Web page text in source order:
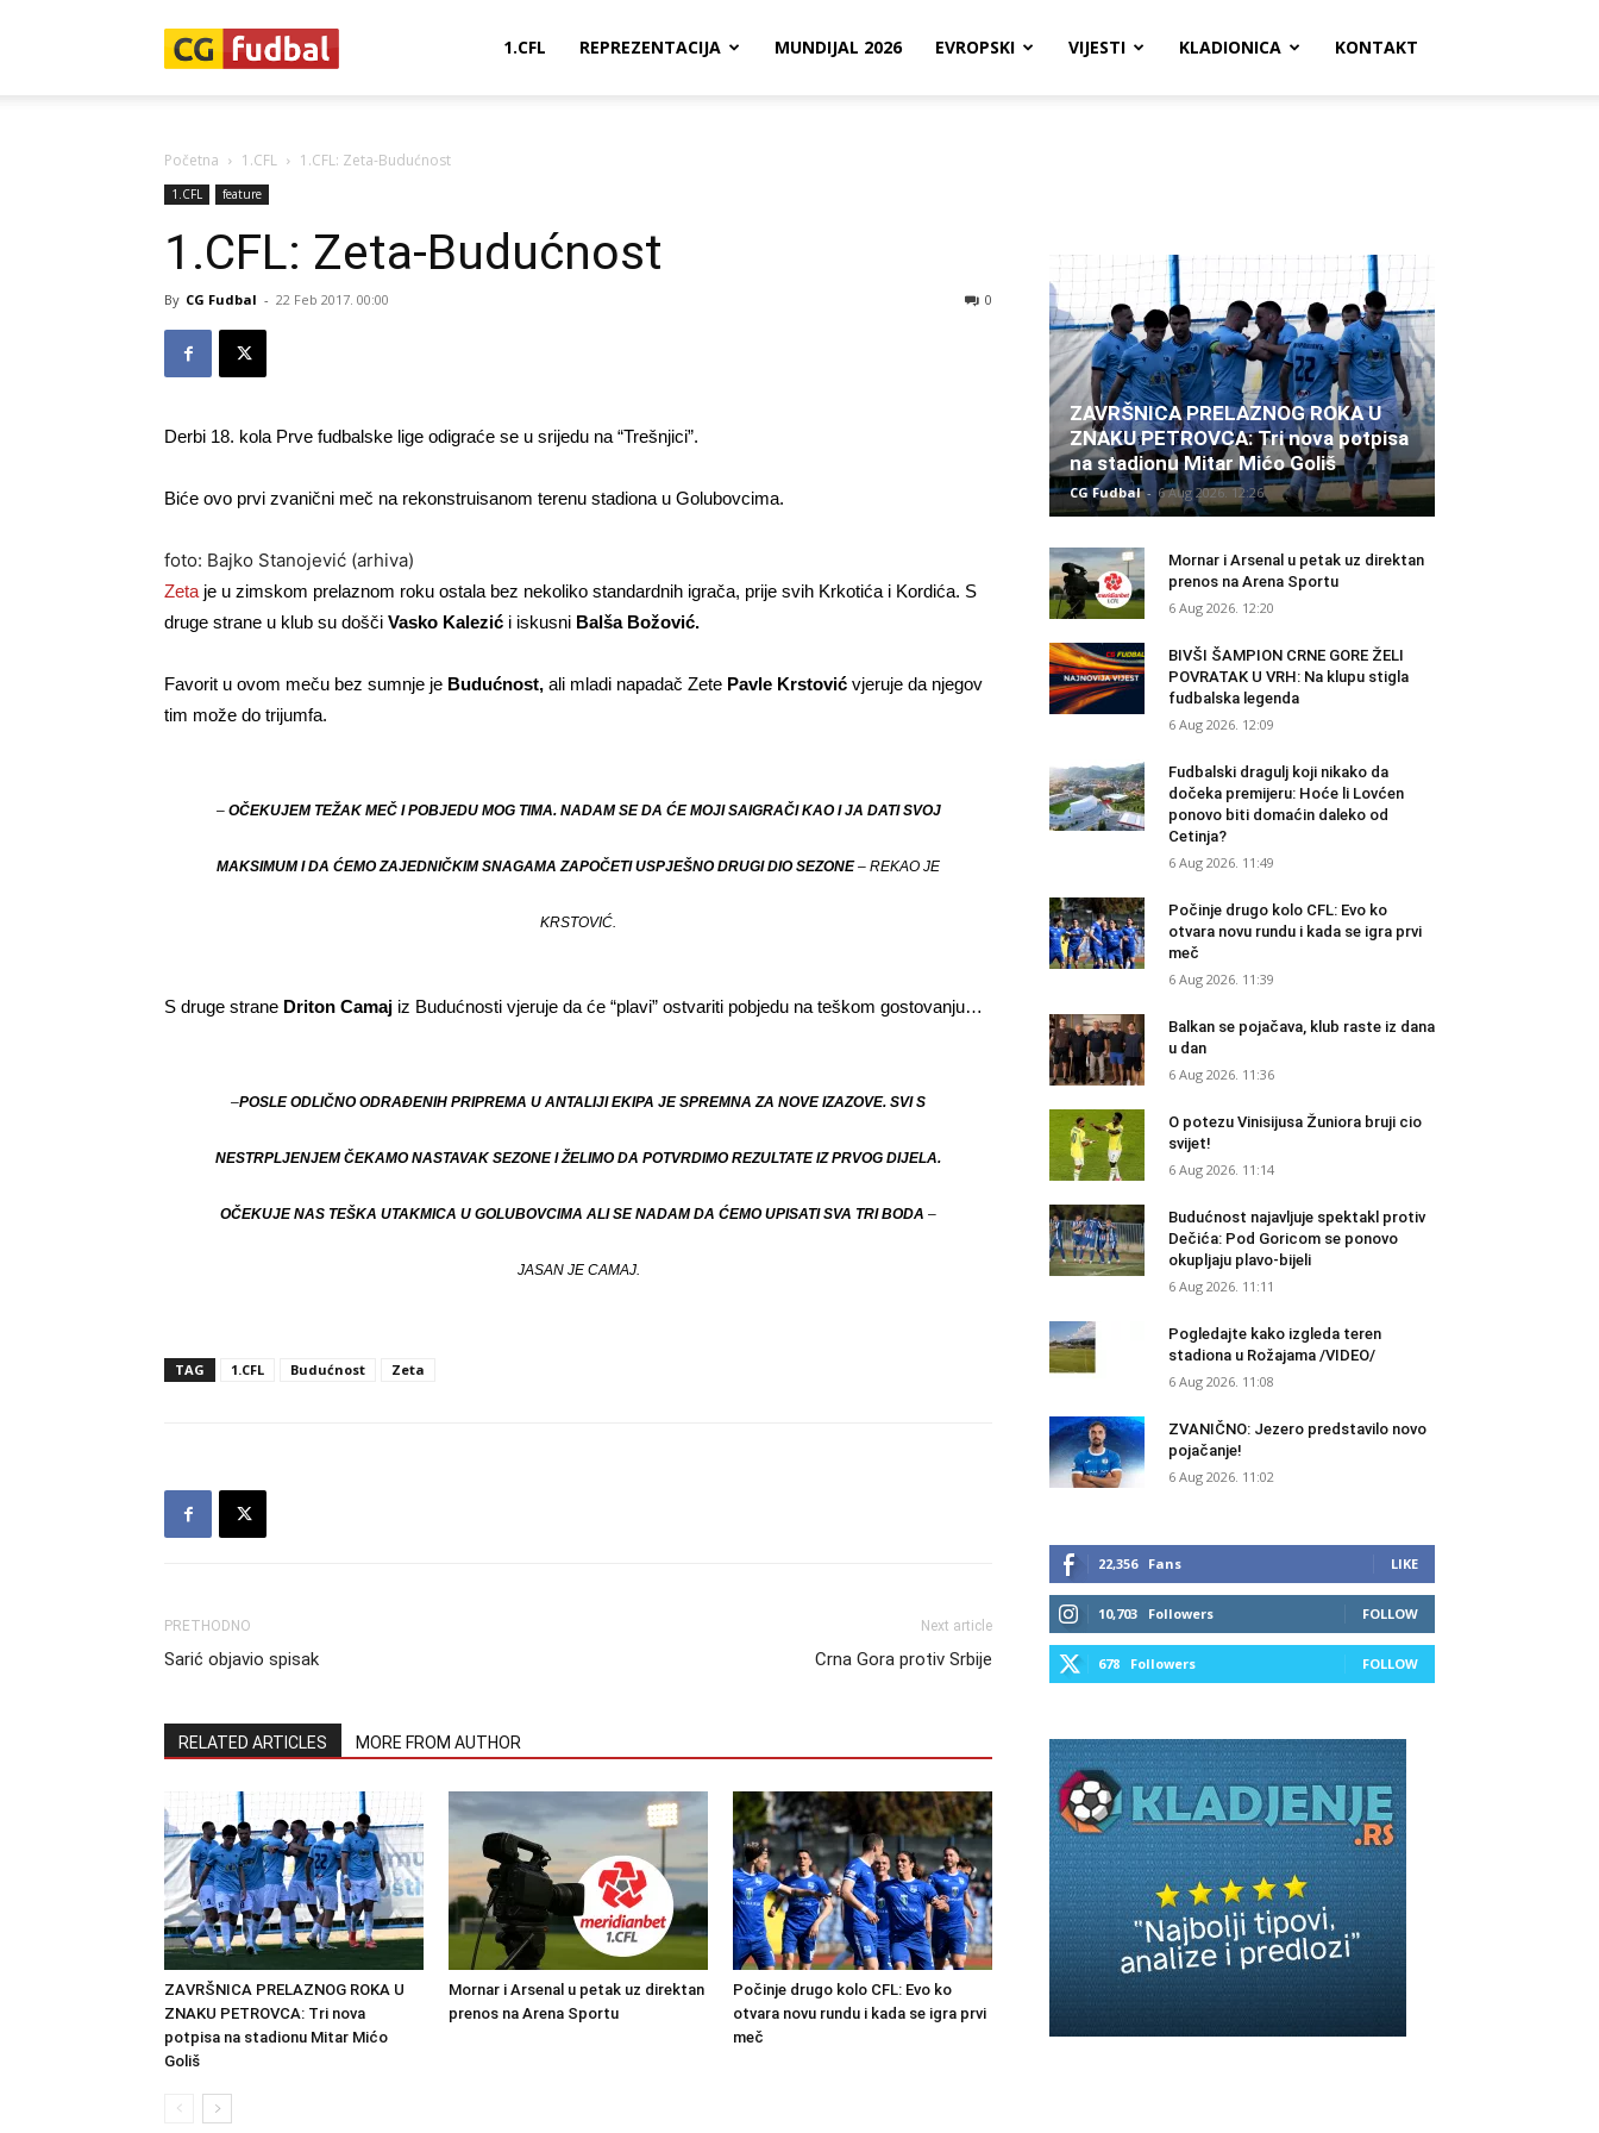
1.CFL REPREZENTACIJA MUNDIJAL 2026 EVROPSKI VIJESTI KLADIONICA KONTAKT
Početna 1.CFL 1.CFL: Zeta-Budućnost
1.CFL feature
1.CFL: Zeta-Budućnost
By CG Fudbal - 22 Feb 2017. 00:00 0
Derbi 18. kola Prve fudbalske lige odigraće se u srijedu na “Trešnjici”.
Biće ovo prvi zvanični meč na rekonstruisanom terenu stadiona u Golubovcima.
foto: Bajko Stanojević (arhiva)
Zeta je u zimskom prelaznom roku ostala bez nekoliko standardnih igrača, prije svih Krkotića i Kordića. S
druge strane u klub su došči Vasko Kalezić i iskusni Balša Božović.
Favorit u ovom meču bez sumnje je Budućnost, ali mladi napadač Zete Pavle Krstović vjeruje da njegov
tim može do trijumfa.
– OČEKUJEM TEŽAK MEČ I POBJEDU MOG TIMA. NADAM SE DA ĆE MOJI SAIGRAČI KAO I JA DATI SVOJ
MAKSIMUM I DA ĆEMO ZAJEDNIČKIM SNAGAMA ZAPOČETI USPJEŠNO DRUGI DIO SEZONE– REKAO JE
KRSTOVIĆ.
S druge strane Driton Camaj iz Budućnosti vjeruje da će “plavi” ostvariti pobjedu na teškom gostovanju…
–POSLE ODLIČNO ODRAĐENIH PRIPREMA U ANTALIJI EKIPA JE SPREMNA ZA NOVE IZAZOVE. SVI S
NESTRPLJENJEM ČEKAMO NASTAVAK SEZONE I ŽELIMO DA POTVRDIMO REZULTATE IZ PRVOG DIJELA.
OČEKUJE NAS TEŠKA UTAKMICA U GOLUBOVCIMA ALI SE NADAM DA ĆEMO UPISATI SVA TRI BODA –
JASAN JE CAMAJ.
TAG 1.CFL Budućnost Zeta
PRETHODNO
Sarić objavio spisak
Next article
Crna Gora protiv Srbije
RELATED ARTICLES MORE FROM AUTHOR
ZAVRŠNICA PRELAZNOG ROKA U
ZNAKU PETROVCA: Tri nova
potpisa na stadionu Mitar Mićo
Goliš
Mornar i Arsenal u petak uz direktan
prenos na Arena Sportu
Počinje drugo kolo CFL: Evo ko
otvara novu rundu i kada se igra prvi
meč
ZAVRŠNICA PRELAZNOG ROKA U
ZNAKU PETROVCA: Tri nova potpisa
na stadionu Mitar Mićo Goliš
CG Fudbal - 6 Aug 2026. 12:26
Mornar i Arsenal u petak uz direktan
prenos na Arena Sportu
6 Aug 2026. 12:20
BIVŠI ŠAMPION CRNE GORE ŽELI
POVRATAK U VRH: Na klupu stigla
fudbalska legenda
6 Aug 2026. 12:09
Fudbalski dragulj koji nikako da
dočeka premijeru: Hoće li Lovćen
ponovo biti domaćin daleko od
Cetinja?
6 Aug 2026. 11:49
Počinje drugo kolo CFL: Evo ko
otvara novu rundu i kada se igra prvi
meč
6 Aug 2026. 11:39
Balkan se pojačava, klub raste iz dana
u dan
6 Aug 2026. 11:36
O potezu Vinisijusa Žuniora bruji cio
svijet!
6 Aug 2026. 11:14
Budućnost najavljuje spektakl protiv
Dečića: Pod Goricom se ponovo
okupljaju plavo-bijeli
6 Aug 2026. 11:11
Pogledajte kako izgleda teren
stadiona u Rožajama /VIDEO/
6 Aug 2026. 11:08
ZVANIČNO: Jezero predstavilo novo
pojačanje!
6 Aug 2026. 11:02
22,356 Fans LIKE
10,703 Followers FOLLOW
678 Followers FOLLOW